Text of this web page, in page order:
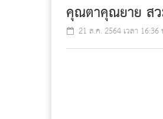
คุณตาคุณยาย สว
21 ส.ค. 2564 เวลา 16:36